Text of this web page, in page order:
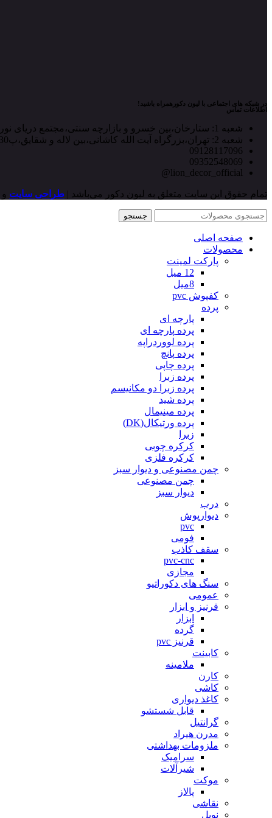
در شبکه های اجتماعی با لیون دکورهمراه باشید!
اطلاعات تماس
شعبه 1: ستارخان،بین خسرو و بازارچه سنتی،مجتمع دریای نور، واحد۲،تزیینات دکوشیک
شعبه 2: تهران،بزرگراه آیت الله کاشانی،بین لاله و شقایق،پ530،تزیینات درخشان
09128117096
09352548069
lion_decor_official@
تمام حقوق این سایت متعلق به لیون دکور می‌باشد | طراحی سایت و
جستجو
صفحه اصلی
محصولات
پارکت لمینت
12 میل
8میل
کفپوش pvc
پرده
پارچه ای
پرده پارچه ای
پرده لووردراپه
پرده پانچ
پرده چاپی
پرده زبرا
پرده زبرا دو مکانیسم
پرده شید
پرده مینیمال
پرده ورتیکال(DK)
زبرا
کرکره چوبی
کرکره فلزی
چمن مصنوعی و دیوار سبز
چمن مصنوعی
دیوار سبز
درب
دیوارپوش
pvc
فومی
سقف کاذب
pvc-cnc
مجازی
سنگ های دکوراتیو
عمومی
قرنیز و ابزار
ابزار
گرده
قرنیز pvc
کابینت
ملامینه
کارن
کاشی
کاغذ دیواری
قابل شستشو
گرانتیل
مدرن هیراد
ملزومات بهداشتی
سرامیک
شیرآلات
موکت
پالاز
نقاشی
نوبل